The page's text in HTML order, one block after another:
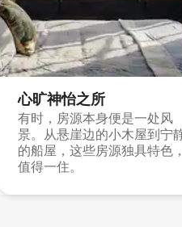
心旷神怡之所
有时，房源本身便是一处风
景。从悬崖边的小木屋到宁
的船屋，这些房源独具特色，
值得一住。